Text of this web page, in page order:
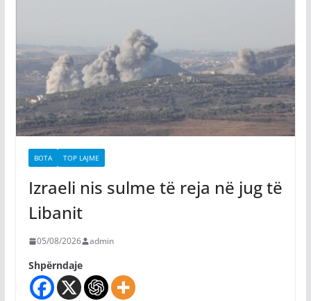
BOTA TOP LAJME
Izraeli nis sulme të reja në jug të
Libanit
05/08/2026 admin
Shpërndaje